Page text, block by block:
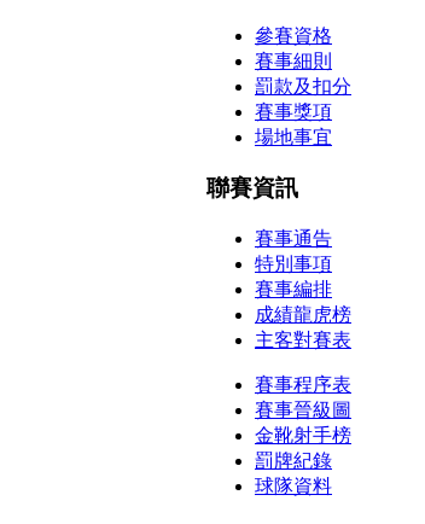
參賽資格
賽事細則
罰款及扣分
賽事獎項
場地事宜
聯賽資訊
賽事通告
特別事項
賽事編排
成績龍虎榜
主客對賽表
賽事程序表
賽事晉級圖
金靴射手榜
罰牌紀錄
球隊資料